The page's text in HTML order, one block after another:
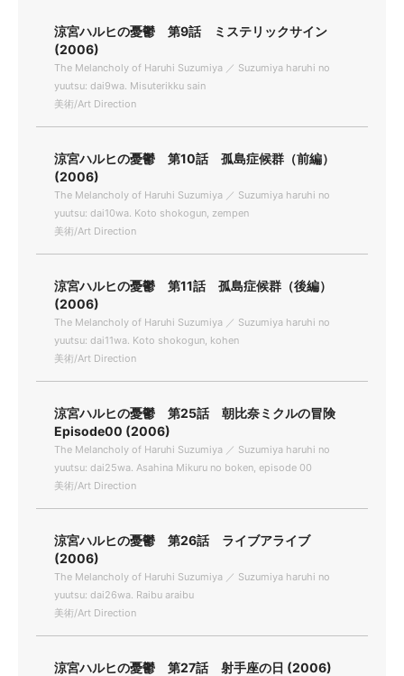
涼宮ハルヒの憂鬱 第9話 ミステリックサイン
(2006)
The Melancholy of Haruhi Suzumiya ／ Suzumiya haruhi no
yuutsu: dai9wa. Misuterikku sain
美術/Art Direction
涼宮ハルヒの憂鬱 第10話 孤島症候群（前編）
(2006)
The Melancholy of Haruhi Suzumiya ／ Suzumiya haruhi no
yuutsu: dai10wa. Koto shokogun, zempen
美術/Art Direction
涼宮ハルヒの憂鬱 第11話 孤島症候群（後編）
(2006)
The Melancholy of Haruhi Suzumiya ／ Suzumiya haruhi no
yuutsu: dai11wa. Koto shokogun, kohen
美術/Art Direction
涼宮ハルヒの憂鬱 第25話 朝比奈ミクルの冒険
Episode00 (2006)
The Melancholy of Haruhi Suzumiya ／ Suzumiya haruhi no
yuutsu: dai25wa. Asahina Mikuru no boken, episode 00
美術/Art Direction
涼宮ハルヒの憂鬱 第26話 ライブアライブ
(2006)
The Melancholy of Haruhi Suzumiya ／ Suzumiya haruhi no
yuutsu: dai26wa. Raibu araibu
美術/Art Direction
涼宮ハルヒの憂鬱 第27話 射手座の日 (2006)